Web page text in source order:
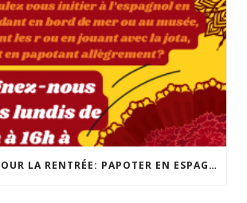
NOUVEAUTÉ POUR LA RENTRÉE: PAPOTER EN ESPAGNOL! POUR TOUS LES NIVEAUX, LES LUNDIS DE 14H À 16H! INSCRIPTION ET INFO : 02 98 86 13 11